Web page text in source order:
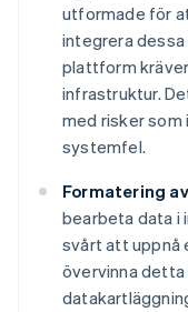
utformade för
integrera dessa
plattform
infrastruktur.
med risker som
systemfel.
Formatering
bearbeta data i
svårt att uppnå
övervinna